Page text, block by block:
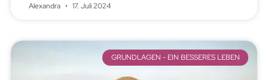
Alexandra 17. Juli 2024
GRUNDLAGEN - EIN BESSERES LEBEN